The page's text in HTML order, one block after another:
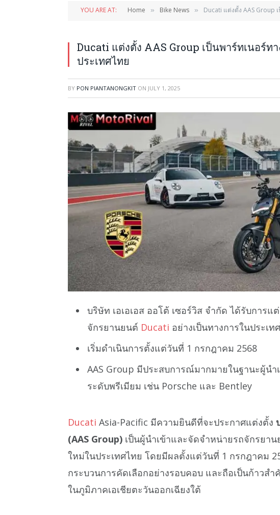
YOU ARE AT: Home » Bike News » Ducati แต่งตั้ง AAS Group
Ducati แต่งตั้ง AAS Group เป็นพาร์ทเนอร์ท
ประเทศไทย
BY PON PIANTANONGKIT ON JULY 1, 2025
บริษัท เอเอเอส ออโต้ เซอร์วิส จำกัด ได้รับการ
จักรยานยนต์ Ducati อย่างเป็นทางการในประเท
เริ่มดำเนินการตั้งแต่วันที่ 1 กรกฎาคม 2568
AAS Group มีประสบการณ์มากมายในฐานะผู้น
ระดับพรีเมียม เช่น Porsche และ Bentley
Ducati Asia-Pacific มีความยินดีที่จะประกาศแต่งตั้ง
(AAS Group) เป็นผู้นำเข้าและจัดจำหน่ายรถจักรยา
ใหม่ในประเทศไทย โดยมีผลตั้งแต่วันที่ 1 กรกฎาคม
กระบวนการคัดเลือกอย่างรอบคอบ และถือเป็นก้าวส
ในภูมิภาคเอเชียตะวันออกเฉียงใต้